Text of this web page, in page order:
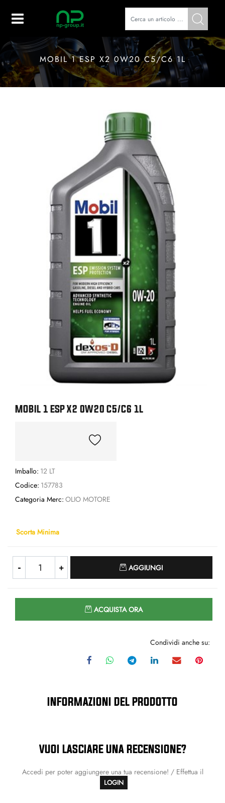
MOBIL 1 ESP X2 0W20 C5/C6 1L
MOBIL 1 ESP X2 0W20 C5/C6 1L
Imballo: 12 LT
Codice: 157783
Categoria Merc: OLIO MOTORE
Scorta Minima
AGGIUNGI
ACQUISTA ORA
Condividi anche su:
INFORMAZIONI DEL PRODOTTO
VUOI LASCIARE UNA RECENSIONE?
Accedi per poter aggiungere una tua recensione! / Effettua il
LOGIN